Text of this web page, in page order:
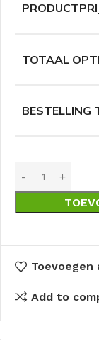
TOTAAL
BESTELLING
Toevoegen
Add to